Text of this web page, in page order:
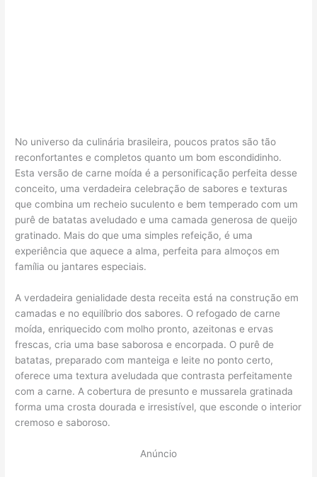
No universo da culinária brasileira, poucos pratos são tão
reconfortantes e completos quanto um bom escondidinho.
Esta versão de carne moída é a personificação perfeita desse
conceito, uma verdadeira celebração de sabores e texturas
que combina um recheio suculento e bem temperado com um
purê de batatas aveludado e uma camada generosa de queijo
gratinado. Mais do que uma simples refeição, é uma
experiência que aquece a alma, perfeita para almoços em
família ou jantares especiais.
A verdadeira genialidade desta receita está na construção em
camadas e no equilíbrio dos sabores. O refogado de carne
moída, enriquecido com molho pronto, azeitonas e ervas
frescas, cria uma base saborosa e encorpada. O purê de
batatas, preparado com manteiga e leite no ponto certo,
oferece uma textura aveludada que contrasta perfeitamente
com a carne. A cobertura de presunto e mussarela gratinada
forma uma crosta dourada e irresistível, que esconde o interior
cremoso e saboroso.
Anúncio